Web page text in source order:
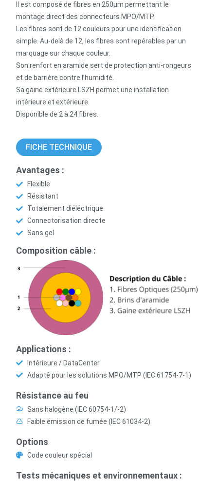
Il est composé de fibres en 250µm permettant le
montage direct des connecteurs MPO/MTP.
Les fibres sont de 12 couleurs pour une identification
simple. Au-delà de 12, les fibres sont repérables par un
marquage sur chaque couleur.
Son renfort en aramide sert de protection anti-rongeurs
et de barrière contre l’humidité.
Sa gaine extérieure LSZH permet une installation
intérieure et extérieure.
Disponible de 2 à 24 fibres.
FICHE TECHNIQUE
Avantages :
Flexible
Résistant
Totalement diéléctrique
Connectorisation directe
Sans gel
Composition câble :
Applications :
Intérieure / DataCenter
Adapté pour les solutions MPO/MTP (IEC 61754-7-1)
Résistance au feu
Sans halogène (IEC 60754-1/-2)
Faible émission de fumée (IEC 61034-2)
Options
Code couleur spécial
Tests mécaniques et environnementaux :